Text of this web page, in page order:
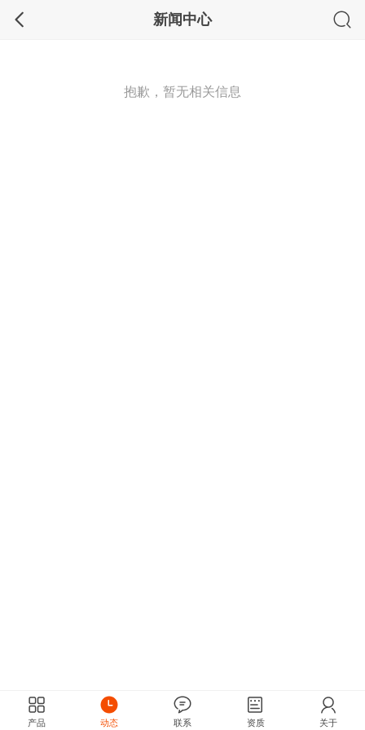
新闻中心
抱歉，暂无相关信息
产品 动态 联系 资质 关于